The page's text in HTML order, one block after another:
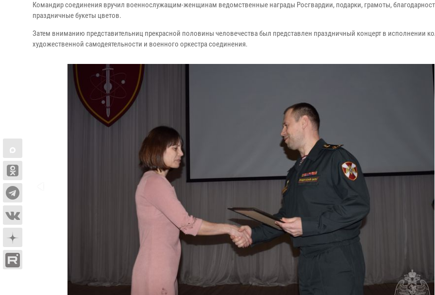
Командир соединения вручил военнослужащим-женщинам ведомственные награды Росгвардии, подарки, грамоты,
праздничные букеты цветов.
Затем вниманию представительниц прекрасной половины человечества был представлен праздничный концерт в исполнении
художественной самодеятельности и военного оркестра соединения.